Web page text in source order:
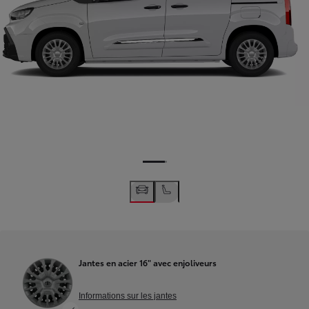
Jantes en acier 16" avec enjoliveurs
Informations sur les jantes